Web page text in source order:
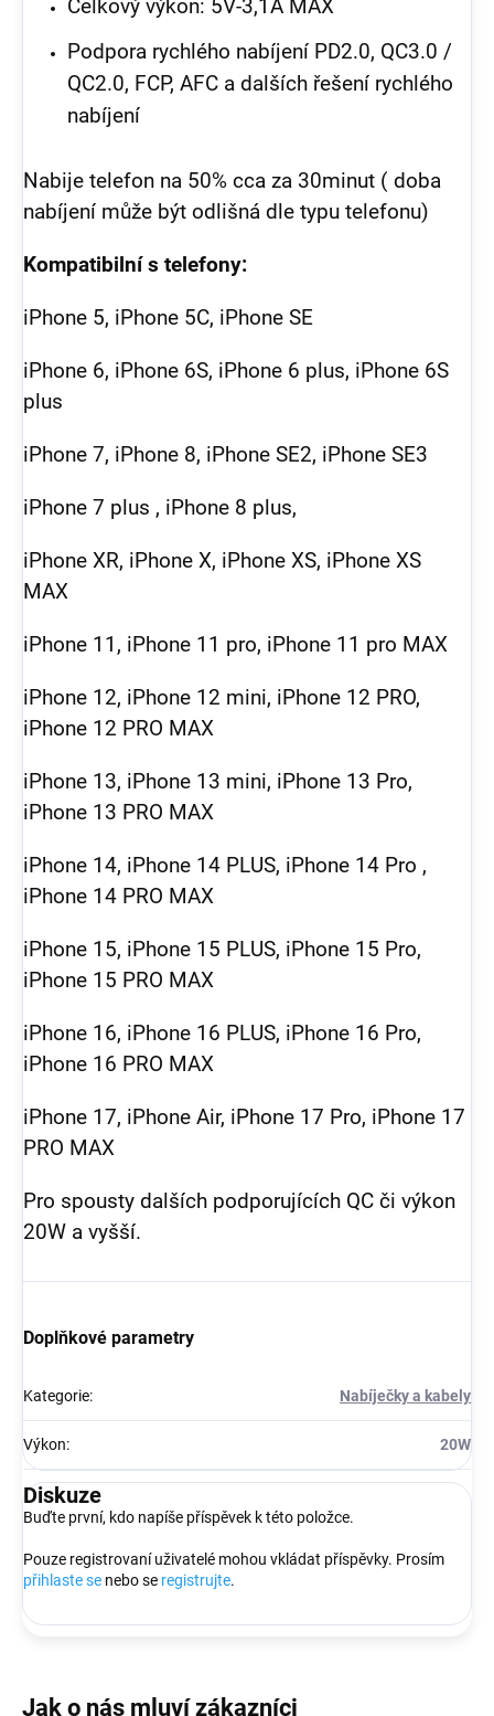
Celkový výkon: 5V-3,1A MAX
Podpora rychlého nabíjení PD2.0, QC3.0 /
QC2.0, FCP, AFC a dalších řešení rychlého
nabíjení
Nabije telefon na 50% cca za 30minut ( doba
nabíjení může být odlišná dle typu telefonu)
Kompatibilní s telefony:
iPhone 5, iPhone 5C, iPhone SE
iPhone 6, iPhone 6S, iPhone 6 plus, iPhone 6S
plus
iPhone 7, iPhone 8, iPhone SE2, iPhone SE3
iPhone 7 plus , iPhone 8 plus,
iPhone XR, iPhone X, iPhone XS, iPhone XS
MAX
iPhone 11, iPhone 11 pro, iPhone 11 pro MAX
iPhone 12, iPhone 12 mini, iPhone 12 PRO,
iPhone 12 PRO MAX
iPhone 13, iPhone 13 mini, iPhone 13 Pro,
iPhone 13 PRO MAX
iPhone 14, iPhone 14 PLUS, iPhone 14 Pro ,
iPhone 14 PRO MAX
iPhone 15, iPhone 15 PLUS, iPhone 15 Pro,
iPhone 15 PRO MAX
iPhone 16, iPhone 16 PLUS, iPhone 16 Pro,
iPhone 16 PRO MAX
iPhone 17, iPhone Air, iPhone 17 Pro, iPhone 17
PRO MAX
Pro spousty dalších podporujících QC či výkon
20W a vyšší.
Doplňkové parametry
Kategorie: Nabíječky a kabely
Výkon: 20W
Diskuze
Buďte první, kdo napíše příspěvek k této položce.
Pouze registrovaní uživatelé mohou vkládat příspěvky. Prosím
přihlaste se nebo se registrujte.